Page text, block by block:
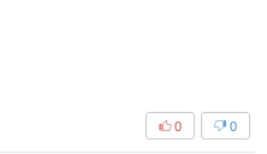
0
0